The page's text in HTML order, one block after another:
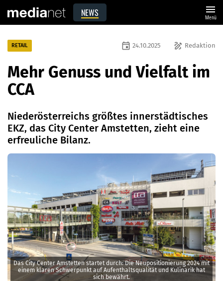
NEWS menu
Menü
Das City Center Amstetten startet durch: Die Neupositionierung 2024 mit
einem klaren Schwerpunkt auf Aufenthaltsqualität und Kulinarik hat
sich bewährt.
RETAIL draw Redaktion
event 24.10.2025
Mehr Genuss und Vielfalt im
CCA
Niederösterreichs größtes innerstädtisches
EKZ, das City Center Amstetten, zieht eine
erfreuliche Bilanz.